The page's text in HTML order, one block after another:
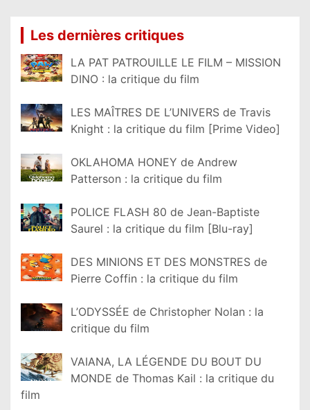
Les dernières critiques
LA PAT PATROUILLE LE FILM – MISSION
DINO : la critique du film
LES MAÎTRES DE L’UNIVERS de Travis
Knight : la critique du film [Prime Video]
OKLAHOMA HONEY de Andrew
Patterson : la critique du film
POLICE FLASH 80 de Jean-Baptiste
Saurel : la critique du film [Blu-ray]
DES MINIONS ET DES MONSTRES de
Pierre Coffin : la critique du film
L’ODYSSÉE de Christopher Nolan : la
critique du film
VAIANA, LA LÉGENDE DU BOUT DU
MONDE de Thomas Kail : la critique du
film